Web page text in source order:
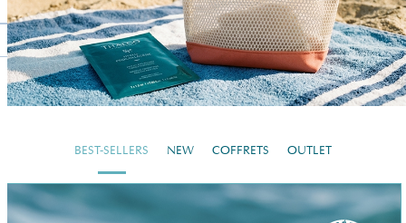
BEST-SELLERS NEW COFFRETS OUTLET